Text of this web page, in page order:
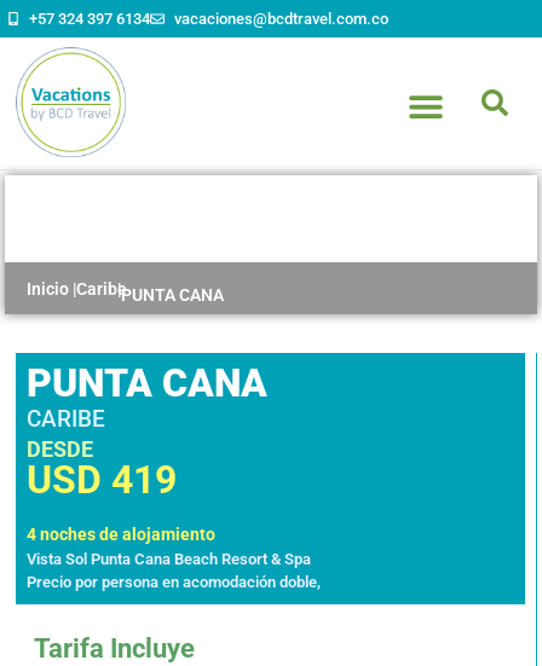
+57 324 397 6134 vacaciones@bcdtravel.com.co
Inicio |Caribe
|PUNTA CANA
PUNTA CANA
CARIBE
DESDE
4 noches de alojamiento
USD 419
Vista Sol Punta Cana Beach Resort & Spa
Precio por persona en acomodación doble,
Tarifa Incluye